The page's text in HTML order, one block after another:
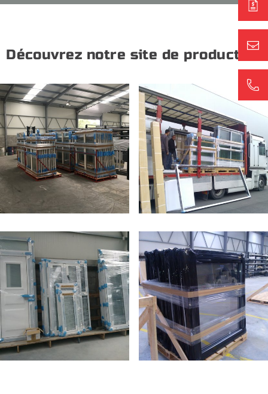
Découvrez notre site de production